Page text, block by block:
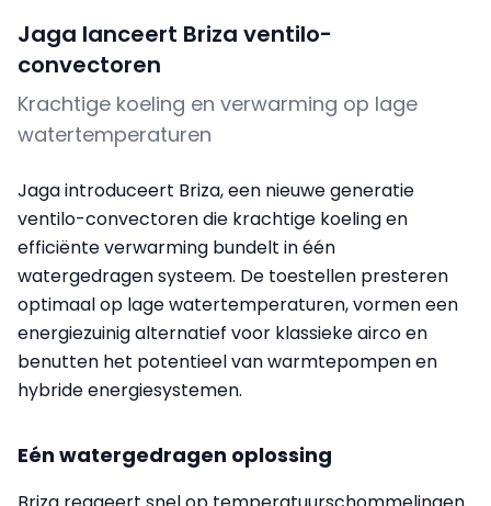
Jaga lanceert Briza ventilo-
convectoren
Krachtige koeling en verwarming op lage
watertemperaturen
Jaga introduceert Briza, een nieuwe generatie
ventilo-convectoren die krachtige koeling en
efficiënte verwarming bundelt in één
watergedragen systeem. De toestellen presteren
optimaal op lage watertemperaturen, vormen een
energiezuinig alternatief voor klassieke airco en
benutten het potentieel van warmtepompen en
hybride energiesystemen.
Eén watergedragen oplossing